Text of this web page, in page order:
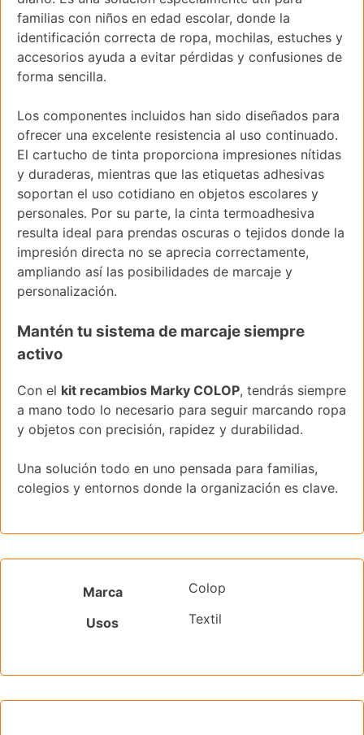
familias con niños en edad escolar, donde la
identificación correcta de ropa, mochilas, estuches y
accesorios ayuda a evitar pérdidas y confusiones de
forma sencilla.
Los componentes incluidos han sido diseñados para
ofrecer una excelente resistencia al uso continuado.
El cartucho de tinta proporciona impresiones nítidas
y duraderas, mientras que las etiquetas adhesivas
soportan el uso cotidiano en objetos escolares y
personales. Por su parte, la cinta termoadhesiva
resulta ideal para prendas oscuras o tejidos donde la
impresión directa no se aprecia correctamente,
ampliando así las posibilidades de marcaje y
personalización.
Mantén tu sistema de marcaje siempre
activo
Con el kit recambios Marky COLOP, tendrás siempre
a mano todo lo necesario para seguir marcando ropa
y objetos con precisión, rapidez y durabilidad.
Una solución todo en uno pensada para familias,
colegios y entornos donde la organización es clave.
Marca Colop
Usos Textil